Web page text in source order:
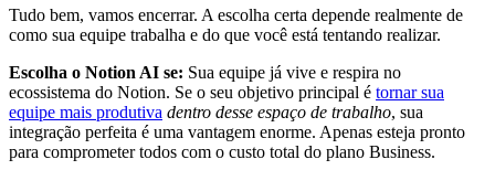
Tudo bem, vamos encerrar. A escolha certa depende realmente de
como sua equipe trabalha e do que você está tentando realizar.
Escolha o Notion AI se: Sua equipe já vive e respira no
ecossistema do Notion. Se o seu objetivo principal é tornar sua
equipe mais produtiva dentro desse espaço de trabalho, sua
integração perfeita é uma vantagem enorme. Apenas esteja pronto
para comprometer todos com o custo total do plano Business.